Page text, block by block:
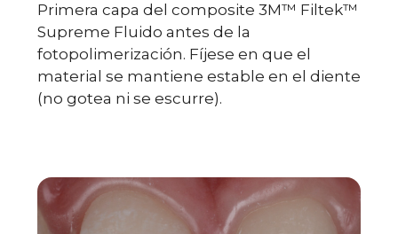
Primera capa del composite 3M™ Filtek™
Supreme Fluido antes de la
fotopolimerización. Fíjese en que el
material se mantiene estable en el diente
(no gotea ni se escurre).